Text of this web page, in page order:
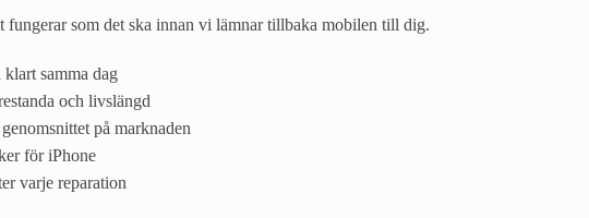
fungerar som det ska innan vi lämnar tillbaka mobilen till dig.
samma dag
och livslängd
på marknaden
för iPhone
varje reparation